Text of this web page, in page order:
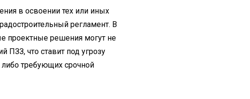
в освоении тех или иных
регламент. В
проектные решения могут не
ПЗЗ, что ставит под угрозу
требующих срочной